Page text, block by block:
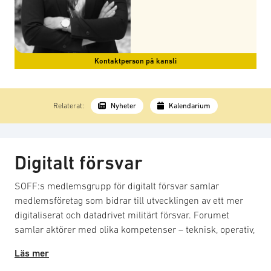
Kontaktperson på kansli
Relaterat: Nyheter Kalendarium
Digitalt försvar
SOFF:s medlemsgrupp för digitalt försvar samlar
medlemsföretag som bidrar till utvecklingen av ett mer
digitaliserat och datadrivet militärt försvar. Forumet
samlar aktörer med olika kompetenser – teknisk, operativ,
möjligheter, utmaningar och behov kopplade till ett digitalt
Läs mer